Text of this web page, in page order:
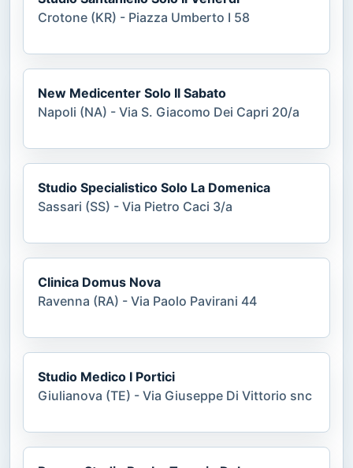
Crotone (KR) - Piazza Umberto I 58
New Medicenter Solo Il Sabato
Napoli (NA) - Via S. Giacomo Dei Capri 20/a
Studio Specialistico Solo La Domenica
Sassari (SS) - Via Pietro Caci 3/a
Clinica Domus Nova
Ravenna (RA) - Via Paolo Pavirani 44
Studio Medico I Portici
Giulianova (TE) - Via Giuseppe Di Vittorio snc